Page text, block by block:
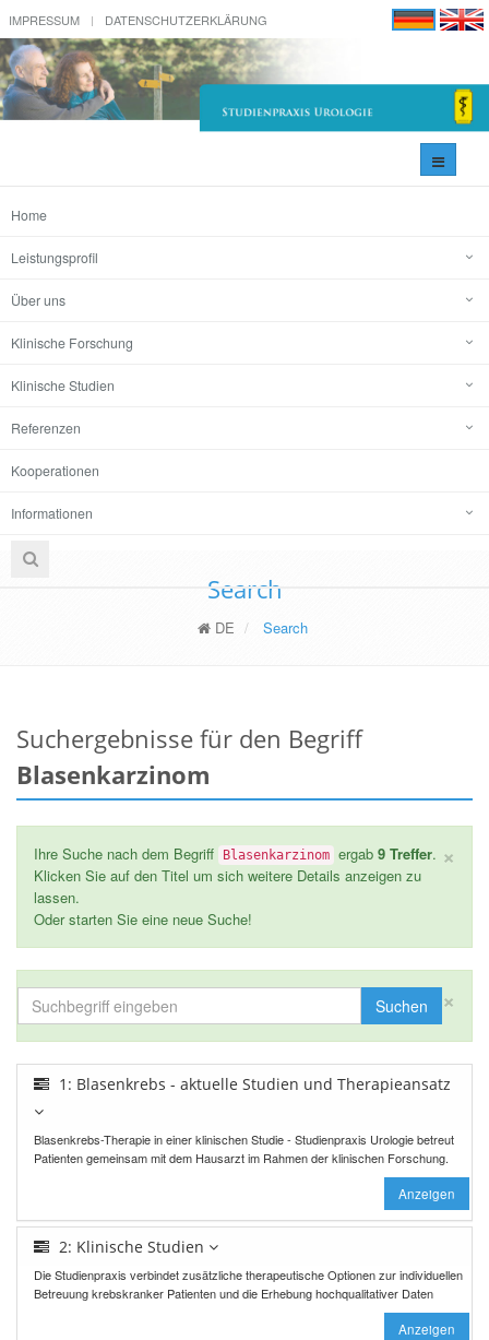
IMPRESSUM DATENSCHUTZERKLÄRUNG
Home
Leistungsprofil
Über uns
Klinische Forschung
Klinische Studien
Referenzen
Kooperationen
Informationen
Search
DE Search
Suchergebnisse für den Begriff
Blasenkarzinom
×
Ihre Suche nach dem Begriff Blasenkarzinom ergab 9 Treffer.
Klicken Sie auf den Titel um sich weitere Details anzeigen zu
lassen.
Oder starten Sie eine neue Suche!
×
Suchen
1: Blasenkrebs - aktuelle Studien und Therapieansatz
Blasenkrebs-Therapie in einer klinischen Studie - Studienpraxis Urologie betreut
Patienten gemeinsam mit dem Hausarzt im Rahmen der klinischen Forschung.
Anzeigen
2: Klinische Studien
Die Studienpraxis verbindet zusätzliche therapeutische Optionen zur individuellen
Betreuung krebskranker Patienten und die Erhebung hochqualitativer Daten
Anzeigen